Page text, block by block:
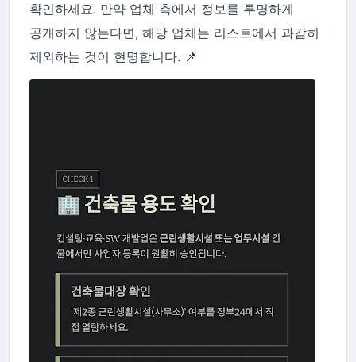
확인하세요. 만약 업체 측에서 정보를 투명하게
공개하지 않는다면, 해당 업체는 리스트에서 과감히
제외하는 것이 현명합니다. 📌